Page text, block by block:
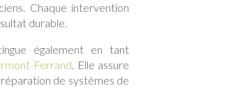
Chaque intervention
durable.
également en tant
Ferrand. Elle assure
réparation de systèmes de